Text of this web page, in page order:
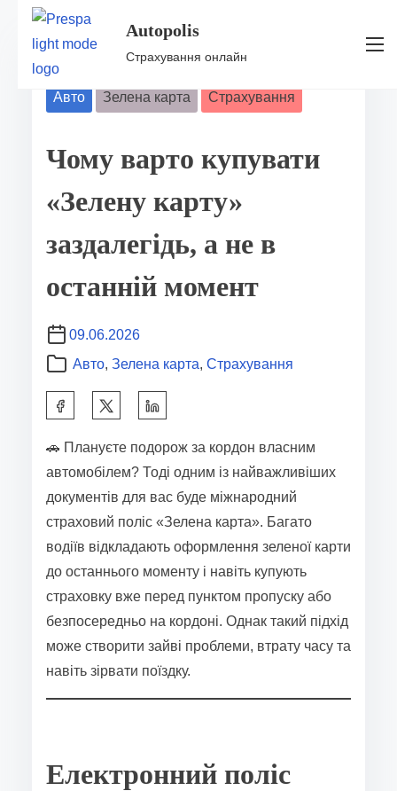
Autopolis
Страхування онлайн
Авто Зелена карта Страхування
Чому варто купувати
«Зелену карту»
заздалегідь, а не в
останній момент
09.06.2026
Авто, Зелена карта, Страхування
a
r
e
t
h
i
s
p
o
s
t
🚗 Плануєте подорож за кордон власним
автомобілем? Тоді одним із найважливіших
документів для вас буде міжнародний
страховий поліс «Зелена карта». Багато
водіїв відкладають оформлення зеленої карти
до останнього моменту і навіть купують
страховку вже перед пунктом пропуску або
безпосередньо на кордоні. Однак такий підхід
може створити зайві проблеми, втрату часу та
навіть зірвати поїздку.
Електронний поліс